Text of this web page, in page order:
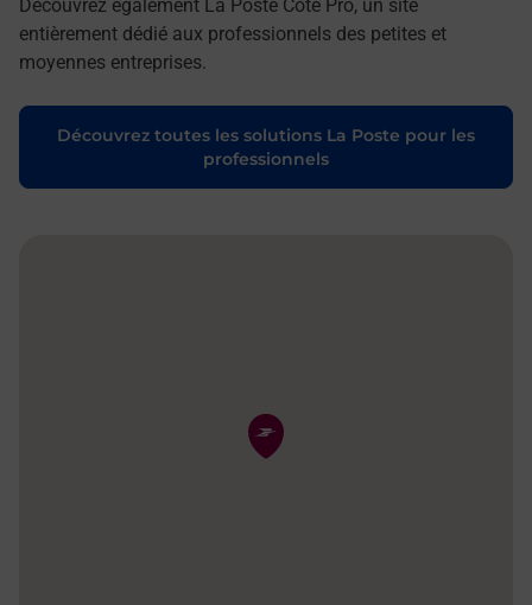
Découvrez également La Poste Côté Pro, un site
entièrement dédié aux professionnels des petites et
moyennes entreprises.
Découvrez toutes les solutions La Poste pour les
professionnels
Pin de la carte